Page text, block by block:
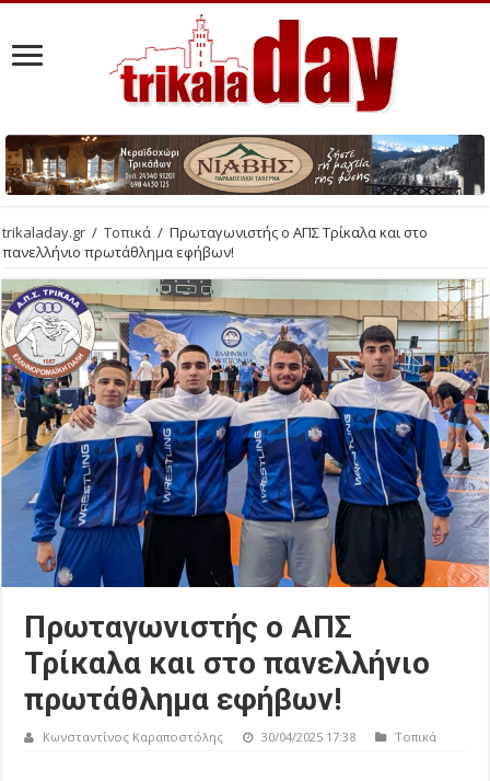
trikaladay.gr / Τοπικά / Πρωταγωνιστής ο ΑΠΣ Τρίκαλα και στο
πανελλήνιο πρωτάθλημα εφήβων!
Πρωταγωνιστής ο ΑΠΣ
Τρίκαλα και στο πανελλήνιο
πρωτάθλημα εφήβων!
Κωνσταντίνος Καραποστόλης 30/04/2025 17:38 Τοπικά